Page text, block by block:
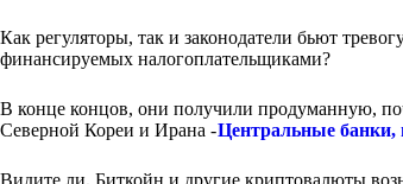
Как регуляторы, так и законодатели бьют
финансируемых налогоплательщиками?
В конце концов, они получили продуманную,
Северной Кореи и Ирана -Центральные
Видите ли, Биткойн и другие криптовалюты